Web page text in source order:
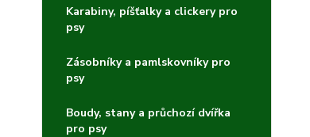
Karabiny, píšťalky a clickery pro
psy
Zásobníky a pamlskovníky pro
psy
Boudy, stany a průchozí dvířka
pro psy